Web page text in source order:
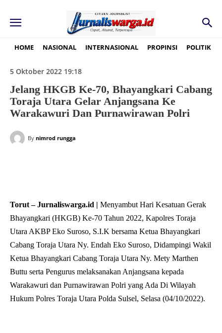
HOME NASIONAL INTERNASIONAL PROPINSI POLITIK
5 Oktober 2022 19:18
Jelang HKGB Ke-70, Bhayangkari Cabang
Toraja Utara Gelar Anjangsana Ke
Warakawuri Dan Purnawirawan Polri
By nimrod rungga
Torut – Jurnaliswarga.id | Menyambut Hari Kesatuan Gerak
Bhayangkari (HKGB) Ke-70 Tahun 2022, Kapolres Toraja
Utara AKBP Eko Suroso, S.I.K bersama Ketua Bhayangkari
Cabang Toraja Utara Ny. Endah Eko Suroso, Didampingi Wakil
Ketua Bhayangkari Cabang Toraja Utara Ny. Mety Marthen
Buttu serta Pengurus melaksanakan Anjangsana kepada
Warakawuri dan Purnawirawan Polri yang Ada Di Wilayah
Hukum Polres Toraja Utara Polda Sulsel, Selasa (04/10/2022).